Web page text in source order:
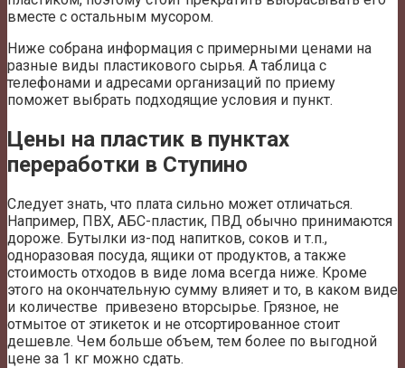
вместе с остальным мусором.
Ниже собрана информация с примерными ценами на
разные виды пластикового сырья. А таблица с
телефонами и адресами организаций по приему
поможет выбрать подходящие условия и пункт.
Цены на пластик в пунктах
переработки в Ступино
Следует знать, что плата сильно может отличаться.
Например, ПВХ, АБС-пластик, ПВД обычно принимаются
дороже. Бутылки из-под напитков, соков и т.п.,
одноразовая посуда, ящики от продуктов, а также
стоимость отходов в виде лома всегда ниже. Кроме
этого на окончательную сумму влияет и то, в каком виде
и количестве привезено вторсырье. Грязное, не
отмытое от этикеток и не отсортированное стоит
дешевле. Чем больше объем, тем более по выгодной
цене за 1 кг можно сдать.